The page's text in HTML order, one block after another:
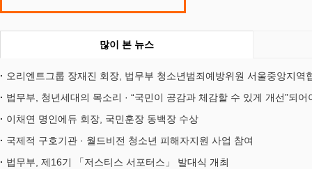
많이 본 뉴스
오리엔트그룹 장재진 회장, 법무부 청소년범죄예방위원 서울중앙지역
법무부, 청년세대의 목소리 · “국민이 공감과 체감할 수 있게 개선”되어
이채연 명인에듀 회장, 국민훈장 동백장 수상
국제적 구호기관 · 월드비전 청소년 피해자지원 사업 참여
법무부, 제16기 「저스티스 서포터스」 발대식 개최